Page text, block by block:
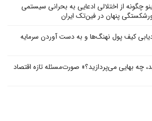
چگونه از اختلالی ادعایی به بحرانی سیستمی
پنهان در فین‌تک ایران
کیف پول‌ نهنگ‌ها و به دست آوردن سرمایه
چه بهایی می‌پردازید؟» صورت‌مسئله تازه اقتصاد